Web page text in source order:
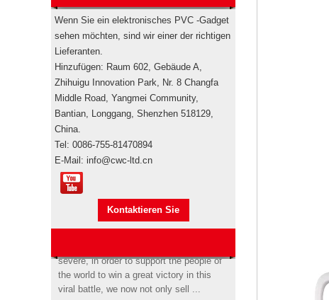
Lautsprecher der
kundenspezifischen
Minilautsprecher USA
Elektronische
Werbegeschenkboxen von
Pepsi
stickmaschine der
USB-Memory Stick-Stick mit
Kundenspezifischer Kaktus
geformt 2200mah weiche
Wenn Sie ein elektronisches PVC -Gadget
sehen möchten, sind wir einer der richtigen
Lieferanten.
Hinzufügen: Raum 602, Gebäude A,
Zhihuigu Innovation Park, Nr. 8 Changfa
Middle Road, Yangmei Community,
Bantian, Longgang, Shenzhen 518129,
China.
Tel: 0086-755-81470894
E-Mail: info@cwc-ltd.cn
Kontaktieren Sie
Markenautorisierung
Markenautorisierung Werbeartikel sind
Markenprodukte, wenn sie den
Seetransport für den Import
übernehmen"s durch Ihre eigene
Spedition oder unsere,...
As the epidemic has become more
the world to win a great victory in this
viral battle, we now not only sell ...
Lollipop Wireless-Ladegerät